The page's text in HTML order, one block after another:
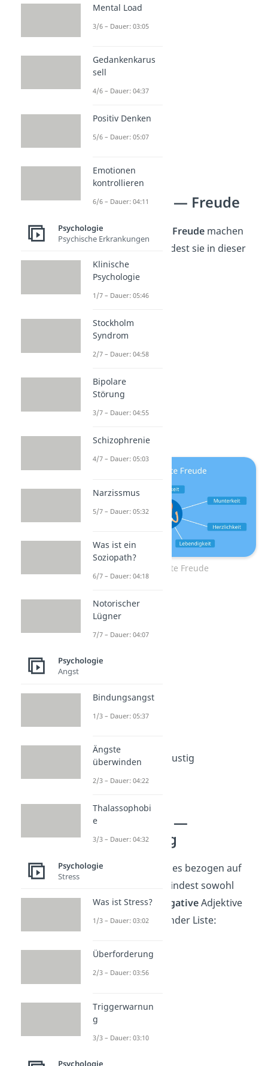
gemein
gleichgültig
Gefühle Liste — Freude
Positive Gefühle wie Freudemachen
uns glücklich. Du findest sie in dieser
Liste:
Stolz
Interesse
begeistert
lebenslustig
gesellig
unbekümmert
locker
Gefühle Liste Freude
vergnügt
zufrieden
lächelnd
unbeschwert
warmherzig
unternehmungslustig
aktiv
Gefühle Liste —
Überraschung
Welche Gefühle gibt es bezogen auf
? Du findest sowohl
positiveals auch negativeAdjektive
und Nomen in folgender Liste:
erschrocken
panisch
dankbar
erfreut
Mental Load
3/6 – Dauer: 03:05
Gedankenkarus
sell
4/6 – Dauer: 04:37
Positiv Denken
5/6 – Dauer: 05:07
Emotionen
kontrollieren
6/6 – Dauer: 04:11
Psychologie
Psychische Erkrankungen
Klinische
Psychologie
1/7 – Dauer: 05:46
Stockholm
Syndrom
2/7 – Dauer: 04:58
Bipolare
Störung
3/7 – Dauer: 04:55
Schizophrenie
4/7 – Dauer: 05:03
Narzissmus
5/7 – Dauer: 05:32
Was ist ein
Soziopath?
6/7 – Dauer: 04:18
Notorischer
Lügner
7/7 – Dauer: 04:07
Psychologie
Angst
Bindungsangst
1/3 – Dauer: 05:37
Ängste
überwinden
2/3 – Dauer: 04:22
Thalassophobi
e
3/3 – Dauer: 04:32
Psychologie
Stress
Was ist Stress?
1/3 – Dauer: 03:02
Überforderung
2/3 – Dauer: 03:56
Triggerwarnun
g
3/3 – Dauer: 03:10
Psychologie